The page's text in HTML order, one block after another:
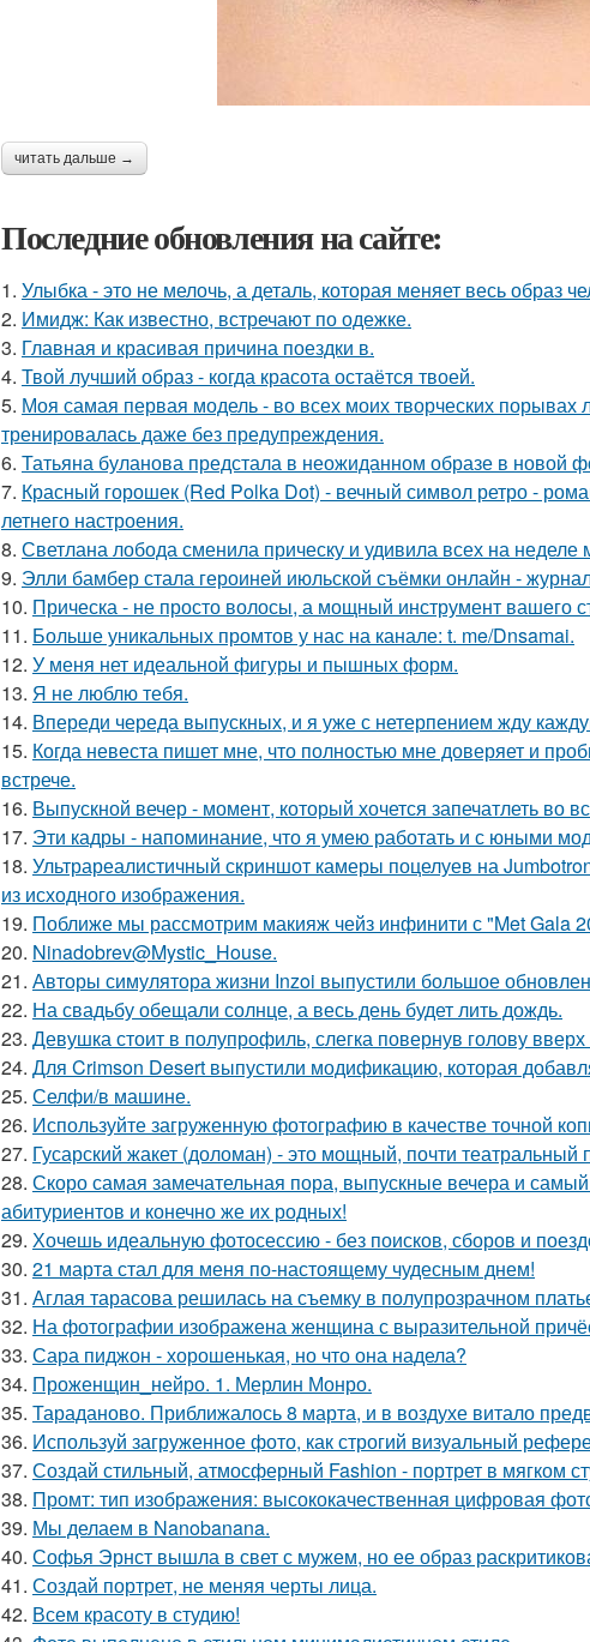
читать дальше →
Последние обновления на сайте:
1. Улыбка - это не мелочь, а деталь, которая меняет весь образ
2. Имидж: Как известно, встречают по одежке.
3. Главная и красивая причина поездки в.
4. Твой лучший образ - когда красота остаётся твоей.
5. Моя самая первая модель - во всех моих творческих порывах
тренировалась даже без предупреждения.
6. Татьяна буланова предстала в неожиданном образе в новой
7. Красный горошек (Red Polka Dot) - вечный символ ретро -
летнего настроения.
8. Светлана лобода сменила прическу и удивила всех на
9. Элли бамбер стала героиней июльской съёмки онлайн -
10. Прическа - не просто волосы, а мощный инструмент вашего
11. Больше уникальных промтов у нас на канале: t. me/Dnsamai.
12. У меня нет идеальной фигуры и пышных форм.
13. Я не люблю тебя.
14. Впереди череда выпускных, и я уже с нетерпением жду
15. Когда невеста пишет мне, что полностью мне доверяет и
встрече.
16. Выпускной вечер - момент, который хочется запечатлеть во
17. Эти кадры - напоминание, что я умею работать и с юными
18. Ультрареалистичный скриншот камеры поцелуев на
из исходного изображения.
19. Поближе мы рассмотрим макияж чейз инфинити с "Met Gala
20. Ninadobrev@Mystic_House.
21. Авторы симулятора жизни Inzoi выпустили большое
22. На свадьбу обещали солнце, а весь день будет лить дождь.
23. Девушка стоит в полупрофиль, слегка повернув голову
24. Для Crimson Desert выпустили модификацию, которая
25. Селфи/в машине.
26. Используйте загруженную фотографию в качестве точной
27. Гусарский жакет (доломан) - это мощный, почти театральный
28. Скоро самая замечательная пора, выпускные вечера и
абитуриентов и конечно же их родных!
29. Хочешь идеальную фотосессию - без поисков, сборов и
30. 21 марта стал для меня по-настоящему чудесным днем!
31. Аглая тарасова решилась на съемку в полупрозрачном
32. На фотографии изображена женщина с выразительной
33. Сара пиджон - хорошенькая, но что она надела?
34. Проженщин_нейро. 1. Мерлин Монро.
35. Тараданово. Приближалось 8 марта, и в воздухе витало
36. Используй загруженное фото, как строгий визуальный
37. Создай стильный, атмосферный Fashion - портрет в мягком
38. Промт: тип изображения: высококачественная цифровая
39. Мы делаем в Nanobanana.
40. Софья Эрнст вышла в свет с мужем, но ее образ
41. Создай портрет, не меняя черты лица.
42. Всем красоту в студию!